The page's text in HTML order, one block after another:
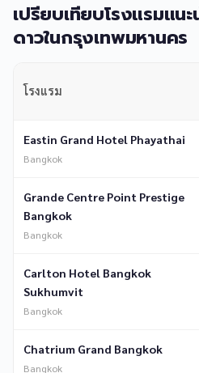
เปรียบเทียบโรงแรมแน
ดาวในกรุงเทพมหานคร
โรงแรม
Eastin Grand Hotel Phayathai
Bangkok
Grande Centre Point Prestige
Bangkok
Bangkok
Carlton Hotel Bangkok
Sukhumvit
Bangkok
Chatrium Grand Bangkok
Bangkok